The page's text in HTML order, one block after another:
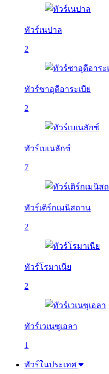
ทัวร์เนปาล
2
ทัวร์ซาอุดีอาระเบีย
2
ทัวร์เบเนลักซ์
7
ทัวร์เติร์กเมนิสถาน
2
ทัวร์โรมาเนีย
2
ทัวร์เวเนซุเอลา
1
ทัวร์ในประเทศ